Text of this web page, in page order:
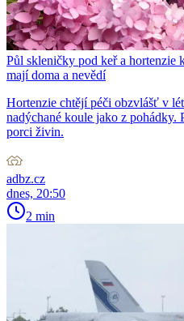
Půl skleničky pod keř a hortenzie
mají doma a nevědí
Hortenzie chtějí péči obzvlášť v
nadýchané koule jako z pohádky.
porci živin.
adbz.cz
dnes, 20:50
2 min